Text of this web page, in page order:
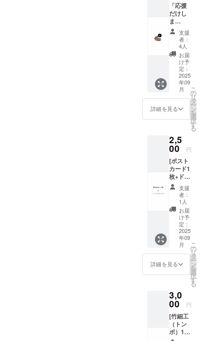
「応援
だけし
ま
す！！
」 商品
はいら
ないで
す。た
だ応援
したい
だけで
す！と
いう方
へ。 プ
ロジェ
クト終
メッ
セージ
機能か
らお礼
のメッ
セージ
を送ら
せてい
ただき
ます！
支援
者：
4人
お届
け予
定：
2025
年09
月
詳細を見る
こ
の
リ
タ
ー
ン
を
選
択
す
る
2,5
00 円
[ポスト
カード1
枚+ドリ
ンクチ
ケット1
の生き
物やい
ちご柄
のポス
トカー
ド1枚と
ドリン
クチ
ケット
１枚お
しま
す。 チ
ケット
は今回
の活動
拠点で
支援
者：
1人
お届
け予
定：
2025
年09
月
詳細を見る
こ
の
リ
タ
ー
ン
を
選
択
す
る
3,0
00 円
[竹細工
（トン
ボ）1個